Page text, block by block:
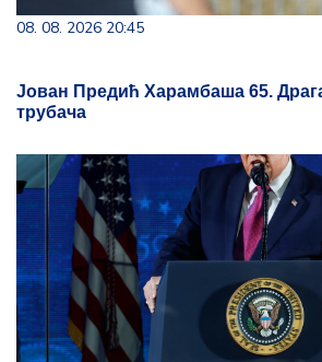
08. 08. 2026 20:45
Јован Предић Харамбаша 65.
трубача